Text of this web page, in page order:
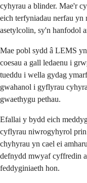
cyhyrau a blinder. Mae'r
eich terfyniadau nerfau yn
asetylcolin, sy'n hanfodol
Mae pobl sydd â LEMS
coesau a gall ledaenu i
tueddu i wella gydag
gwahanol i gyflyrau
gwaethygu pethau.
Efallai y bydd eich
cyflyrau niwrogyhyrol prin
chyhyrau yn cael ei
defnydd mwyaf cyffredin
feddyginiaeth hon.